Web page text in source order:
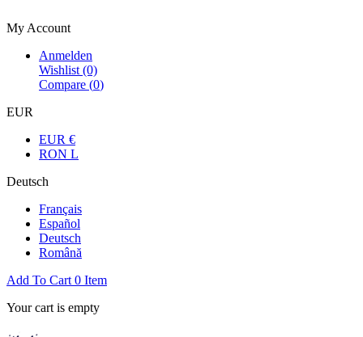
My Account
Anmelden
Wishlist (0)
Compare (0)
EUR
EUR €
RON L
Deutsch
Français
Español
Deutsch
Română
Add To Cart 0 Item
Your cart is empty